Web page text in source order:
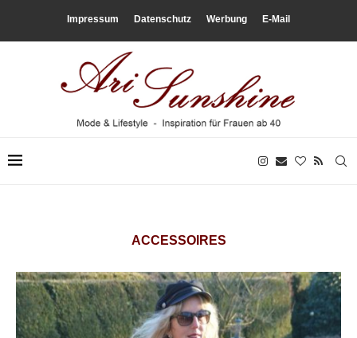
Impressum Datenschutz Werbung E-Mail
ACCESSOIRES